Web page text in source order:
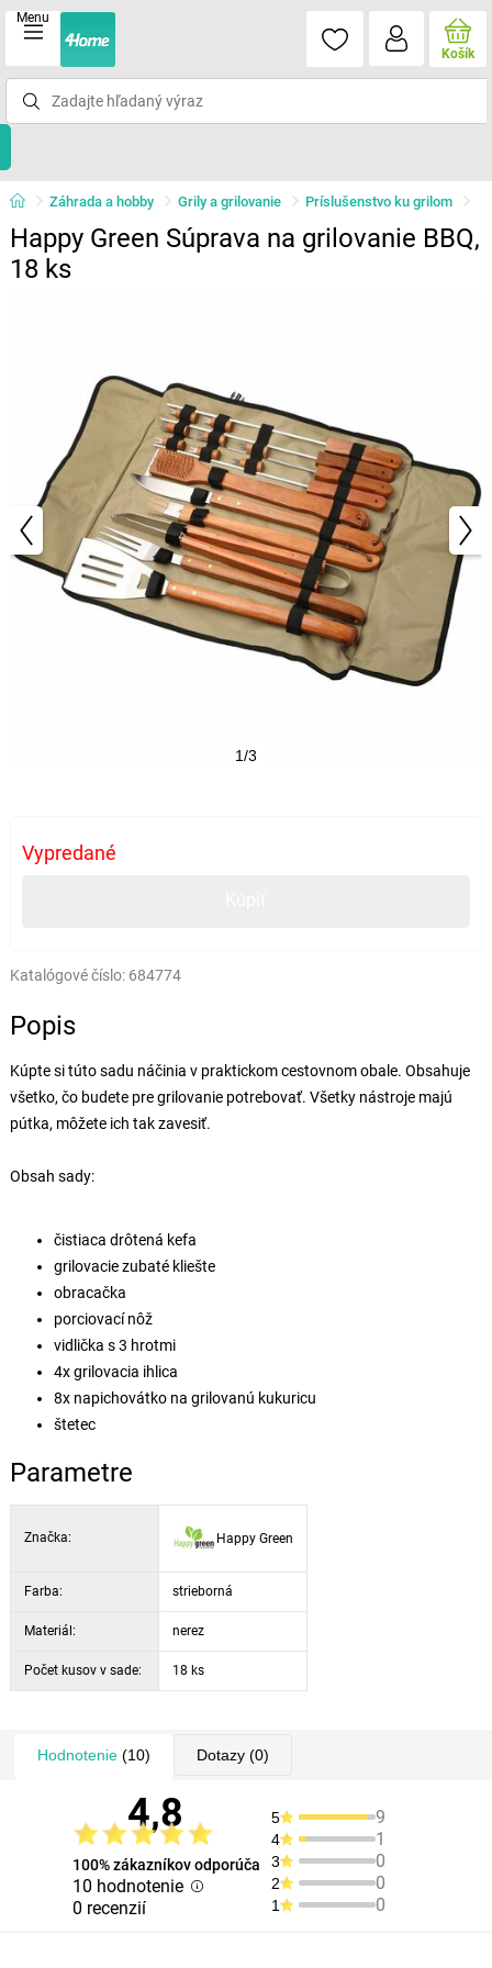
Menu
Košík
Záhrada a hobby Grily a grilovanie Príslušenstvo ku grilom
Happy Green Súprava na grilovanie BBQ,
18 ks
1/3
Vypredané
Katalógové číslo: 684774
Popis
Kúpte si túto sadu náčinia v praktickom cestovnom obale. Obsahuje
všetko, čo budete pre grilovanie potrebovať. Všetky nástroje majú
pútka, môžete ich tak zavesiť.
Obsah sady:
čistiaca drôtená kefa
grilovacie zubaté kliešte
obracačka
porciovací nôž
vidlička s 3 hrotmi
4x grilovacia ihlica
8x napichovátko na grilovanú kukuricu
štetec
Parametre
Značka: Happy Green
Farba: strieborná
Materiál: nerez
Počet kusov v sade: 18 ks
Hodnotenie(10) Dotazy(0)
4,8
100% zákazníkov odporúča
10 hodnotenie
0 recenzií
5 9
4 1
3 0
2 0
1 0